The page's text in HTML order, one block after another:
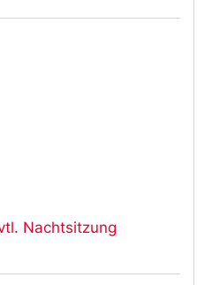
Nachtsitzung